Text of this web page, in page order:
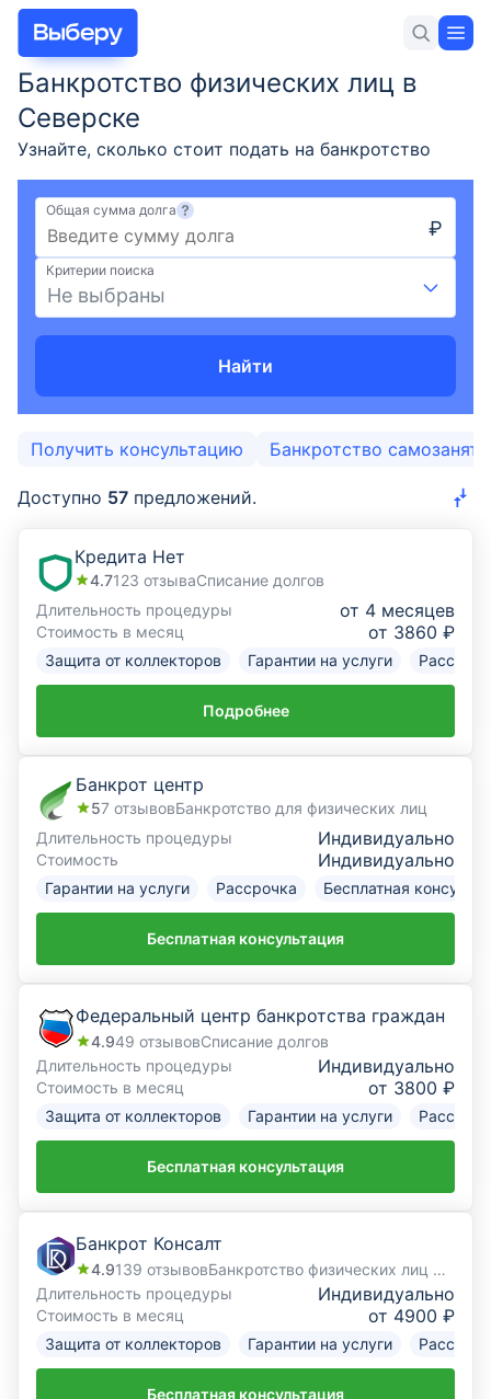
Для себя Для бизнеса Новости и статьи
Вклады
Кредиты
Карты
Страхование
Инвестиции
Банкротство физических лиц в
Северске
Узнайте, сколько стоит подать на банкротство
гражданина, условия оформления и требования
для объявления физического лица банкротом,
порядок процедуры в Северске в 2026 году.
Юридическая помощь в списании долгов по
кредитам.
Общая сумма долга
₽
Критерии поиска
Не выбраны
Найти
Получить консультацию Банкротство
Доступно 57 предложений.
Кредита Нет
4.7123 отзываСписание долгов
Длительность процедуры
от 4 месяцев
Стоимость в месяц от 3860 ₽
Защита от коллекторов Гарантии на услуги
Подробнее
Банкрот центр
57 отзывовБанкротство для физических лиц
Длительность процедуры
Индивидуально
Стоимость Индивидуально
Гарантии на услуги Рассрочка Бесплатная
Бесплатная консультация
Федеральный центр банкротства граждан
4.949 отзывовСписание долгов
Длительность процедуры
Индивидуально
Стоимость в месяц от 3800 ₽
Защита от коллекторов Гарантии на услуги
Бесплатная консультация
Банкрот Консалт
4.9139 отзывов
Банкротство физических лиц под ключ
Длительность процедуры
Индивидуально
Стоимость в месяц от 4900 ₽
Защита от коллекторов Гарантии на услуги
Бесплатная консультация